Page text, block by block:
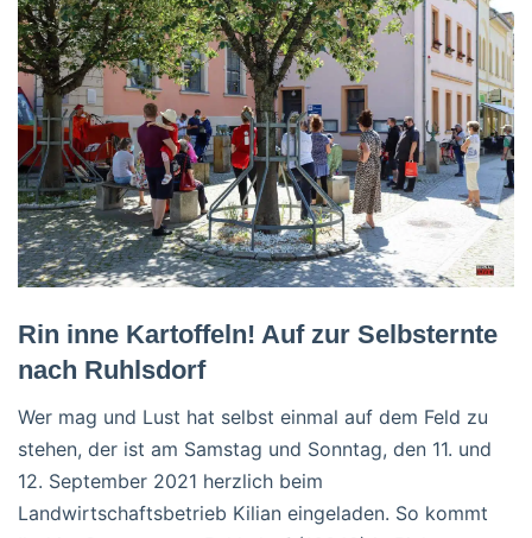
Rin inne Kartoffeln! Auf zur Selbsternte
nach Ruhlsdorf
Wer mag und Lust hat selbst einmal auf dem Feld zu
stehen, der ist am Samstag und Sonntag, den 11. und
12. September 2021 herzlich beim
Landwirtschaftsbetrieb Kilian eingeladen. So kommt